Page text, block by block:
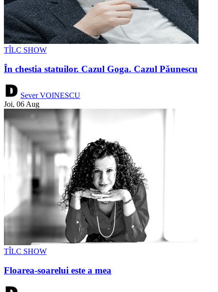
TÎLC SHOW
În chestia statuilor. Cazul Goga. Cazul Păunescu
Sever VOINESCU
Joi, 06 Aug
TÎLC SHOW
Floarea-soarelui este a mea